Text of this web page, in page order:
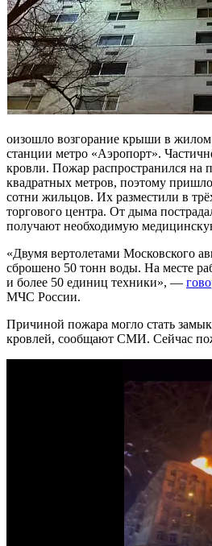
оизошло возгорание крыши в
станции метро «Аэропорт».
кровли. Пожар распространился на
квадратных метров, поэтому
сотни жильцов. Их разместили в
торгового центра. От дыма
получают необходимую
«Двумя вертолетами Московского
сброшено 50 тонн воды. На месте
и более 50 единиц техники», —
МЧС России.
Причиной пожара могло стать
кровлей, сообщают СМИ. Сейчас